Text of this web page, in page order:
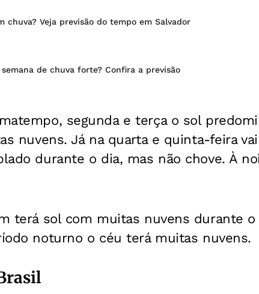
chuva? Veja previsão do tempo em Salvador
de chuva forte? Confira a previsão
segunda e terça o sol
nuvens. Já na quarta e quinta-feira
durante o dia, mas não chove. À
terá sol com muitas nuvens durante
noturno o céu terá muitas nuvens.